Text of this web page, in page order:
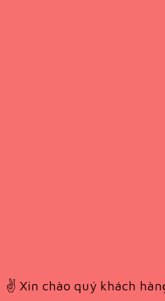
✌️ Xin chào quý khách